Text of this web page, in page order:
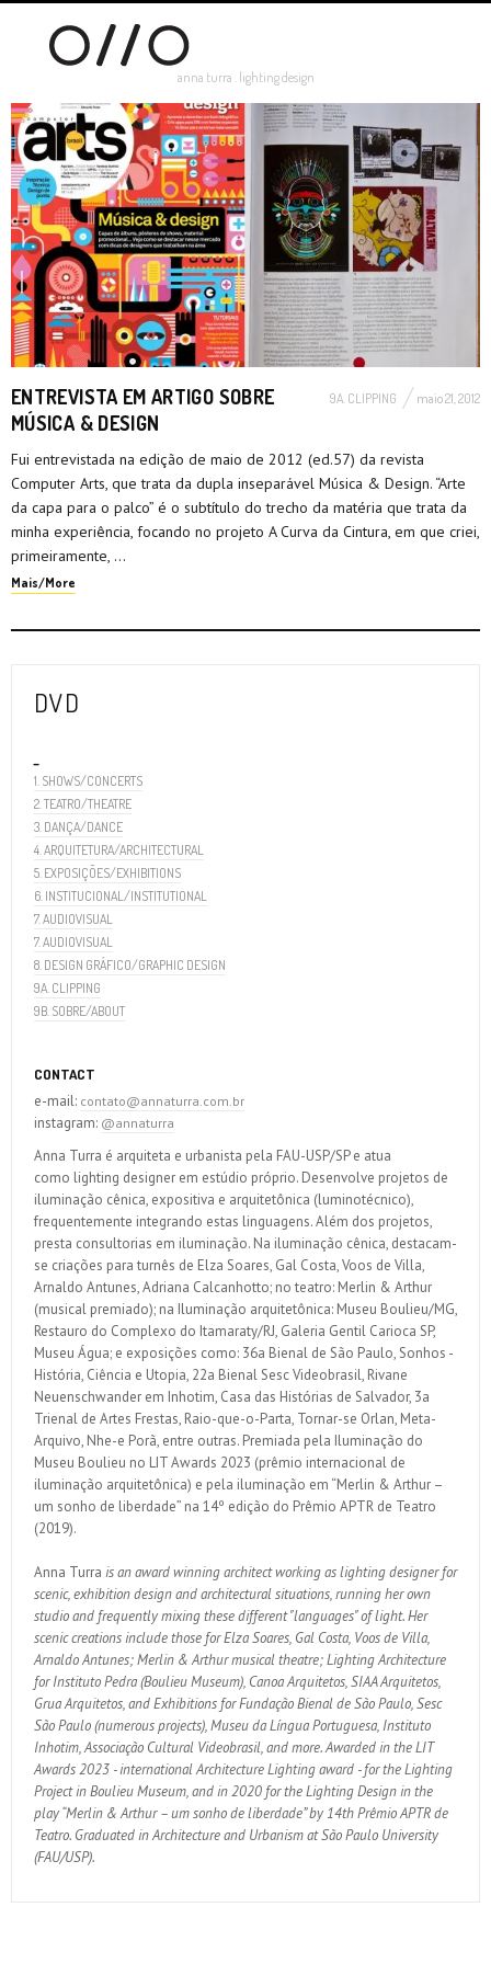
anna turra . lighting design
ENTREVISTA EM ARTIGO SOBRE
MÚSICA & DESIGN
9A. CLIPPING maio 21, 2012
Fui entrevistada na edição de maio de 2012 (ed.57) da revista
Computer Arts, que trata da dupla inseparável Música & Design. “Arte
da capa para o palco” é o subtítulo do trecho da matéria que trata da
minha experiência, focando no projeto A Curva da Cintura, em que criei,
primeiramente, …
Mais/More
DVD
1. SHOWS/CONCERTS
2. TEATRO/THEATRE
3. DANÇA/DANCE
4. ARQUITETURA/ARCHITECTURAL
5. EXPOSIÇÕES/EXHIBITIONS
6. INSTITUCIONAL/INSTITUTIONAL
7. AUDIOVISUAL
7. AUDIOVISUAL
8. DESIGN GRÁFICO/GRAPHIC DESIGN
9A. CLIPPING
9B. SOBRE/ABOUT
CONTACT
e-mail: contato@annaturra.com.br
instagram: @annaturra
Anna Turra é arquiteta e urbanista pela FAU-USP/SP e atua
como lighting designer em estúdio próprio. Desenvolve projetos de
iluminação cênica, expositiva e arquitetônica (luminotécnico),
frequentemente integrando estas linguagens. Além dos projetos,
presta consultorias em iluminação. Na iluminação cênica, destacam-
se criações para turnês de Elza Soares, Gal Costa, Voos de Villa,
Arnaldo Antunes, Adriana Calcanhotto; no teatro: Merlin & Arthur
(musical premiado); na Iluminação arquitetônica: Museu Boulieu/MG,
Restauro do Complexo do Itamaraty/RJ, Galeria Gentil Carioca SP,
Museu Água; e exposições como: 36a Bienal de São Paulo, Sonhos -
História, Ciência e Utopia, 22a Bienal Sesc Videobrasil, Rivane
Neuenschwander em Inhotim, Casa das Histórias de Salvador, 3a
Trienal de Artes Frestas, Raio-que-o-Parta, Tornar-se Orlan, Meta-
Arquivo, Nhe-e Porã, entre outras. Premiada pela Iluminação do
Museu Boulieu no LIT Awards 2023 (prêmio internacional de
iluminação arquitetônica) e pela iluminação em “Merlin & Arthur –
um sonho de liberdade” na 14º edição do Prêmio APTR de Teatro
(2019).
Anna Turra is an award winning architect working as lighting designer for
scenic, exhibition design and architectural situations, running her own
studio and frequently mixing these different "languages" of light. Her
scenic creations include those for Elza Soares, Gal Costa, Voos de Villa,
Arnaldo Antunes; Merlin & Arthur musical theatre; Lighting Architecture
for Instituto Pedra (Boulieu Museum), Canoa Arquitetos, SIAA Arquitetos,
Grua Arquitetos, and Exhibitions for Fundação Bienal de São Paulo, Sesc
São Paulo (numerous projects), Museu da Língua Portuguesa, Instituto
Inhotim, Associação Cultural Videobrasil, and more. Awarded in the LIT
Awards 2023 - international Architecture Lighting award - for the Lighting
Project in Boulieu Museum, and in 2020 for the Lighting Design in the
play “Merlin & Arthur – um sonho de liberdade” by 14th Prêmio APTR de
Teatro. Graduated in Architecture and Urbanism at São Paulo University
(FAU/USP).